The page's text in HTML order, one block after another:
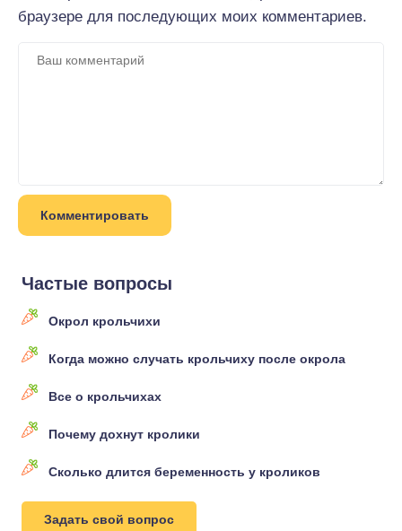
браузере для последующих моих комментариев.
Частые вопросы
Окрол крольчихи
Когда можно случать крольчиху после окрола
Все о крольчихах
Почему дохнут кролики
Сколько длится беременность у кроликов
Задать свой вопрос